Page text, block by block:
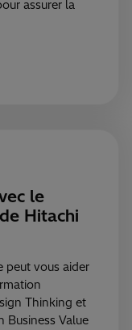
assurer la
le
Hitachi
peut vous aider
Thinking et
Business Value